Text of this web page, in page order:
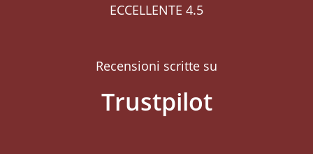
ECCELLENTE 4.5
Recensioni scritte su